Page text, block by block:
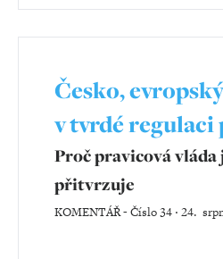
Česko,
v tvrdé regulaci
Proč pravicová vláda
přitvrzuje
KOMENTÁŘ-Číslo 34 ‧ 24.